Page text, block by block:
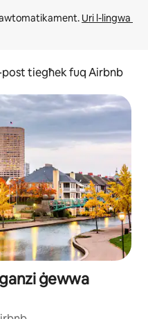
Uri l-lingwa
post tiegħek fuq Airbnb
ġewwa